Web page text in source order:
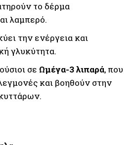
το δέρμα
λαμπερό.
την ενέργεια και
γλυκύτητα.
σε Ωμέγα-3 λιπαρά, που
και βοηθούν στην